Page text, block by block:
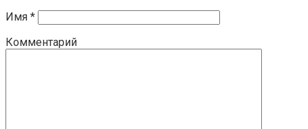
Имя *
Комментарий